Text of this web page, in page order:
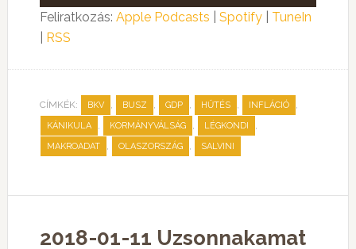
lejátszó
Feliratkozás: Apple Podcasts Spotify| TuneIn
RSS
CÍMKÉK: BKV , BUSZ , GDP , HŰTÉS , INFLÁCIÓ ,
KÁNIKULA , KORMÁNYVÁLSÁG , LÉGKONDI ,
MAKROADAT , OLASZORSZÁG , SALVINI
2018-01-11 Uzsonnakamat